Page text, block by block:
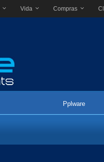
Vida Compras
Pplware